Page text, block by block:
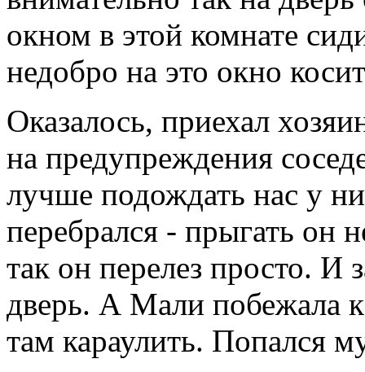
окном в этой комнате
недобро на это окно
Оказалось, приехал
на предупреждения
лучше подождать нас у
перебрался - прыгать он
так он перелез просто. И
дверь. А Мали побежала
там караулить. Попался